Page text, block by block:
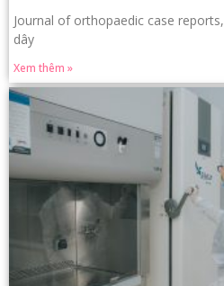
Journal of orthopaedic case
dây
Xem thêm »